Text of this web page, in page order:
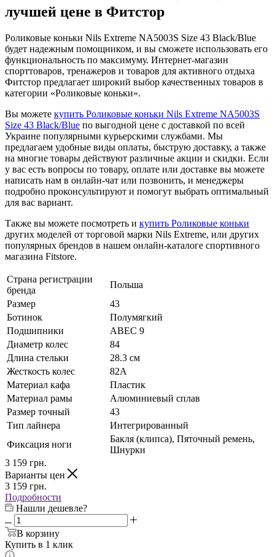
лучшей цене в Фитстор
Роликовые коньки Nils Extreme NA5003S Size 43 Black/Blue
будет надежным помощником, и вы сможете использовать его
функциональность по максимуму. Интернет-магазин
спорттоваров, тренажеров и товаров для активного отдыха
Фитстор предлагает широкий выбор качественных товаров в
категории «Роликовые коньки».
Вы можете купить Роликовые коньки Nils Extreme NA5003S
Size 43 Black/Blue по выгодной цене с доставкой по всей
Украине популярными курьерскими службами. Мы
предлагаем удобные виды оплаты, быструю доставку, а также
на многие товары действуют различные акции и скидки. Если
у вас есть вопросы по товару, оплате или доставке вы можете
написать нам в онлайн-чат или позвонить, и менеджеры
подробно проконсультируют и помогут выбрать оптимальный
для вас вариант.
Также вы можете посмотреть и купить Роликовые коньки
других моделей от торговой марки Nils Extreme, или других
популярных брендов в нашем онлайн-каталоге спортивного
магазина Fitstore.
Страна регистрации
бренда
Польша
Размер
43
Ботинок
Полумягкий
Подшипники
ABEC 9
Диаметр колес
84
Длина стельки
28.3 см
Жесткость колес
82А
Материал кафа
Пластик
Материал рамы
Алюминиевый сплав
Размер точный
43
Тип лайнера
Интегрированный
Фиксация ноги
Бакля (клипса), Пяточный ремень,
Шнурки
3 159 грн.
Варианты цен
3 159 грн.
Подробности
Нашли дешевле?
В корзину
Купить в 1 клик